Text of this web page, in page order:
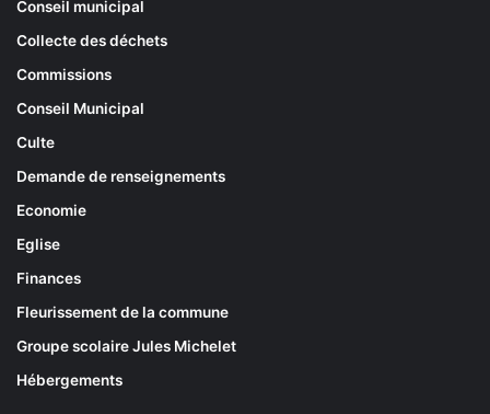
Conseil municipal
Collecte des déchets
Commissions
Conseil Municipal
Culte
Demande de renseignements
Economie
Eglise
Finances
Fleurissement de la commune
Groupe scolaire Jules Michelet
Hébergements